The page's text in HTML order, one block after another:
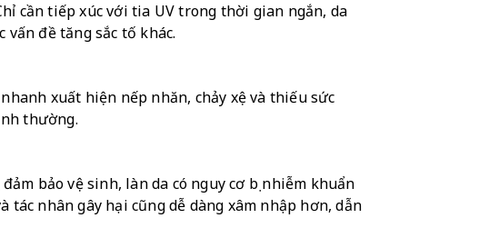
cần tiếp xúc với tia UV trong thời gian ngắn, da
đề tăng sắc tố khác.
xuất hiện nếp nhăn, chảy xệ và thiếu sức
thường.
bảo vệ sinh, làn da có nguy cơ bị nhiễm khuẩn
tác nhân gây hại cũng dễ dàng xâm nhập hơn, dẫn